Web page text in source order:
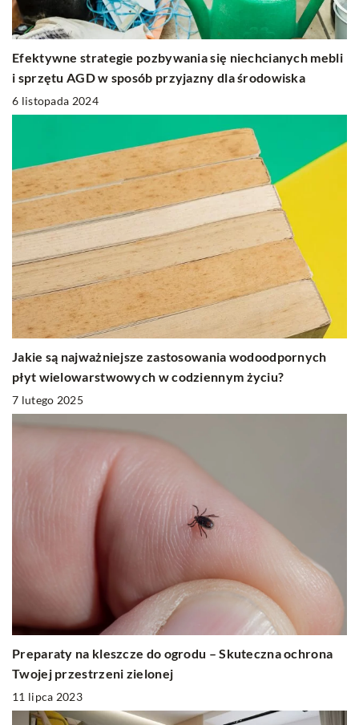
Efektywne strategie pozbywania się niechcianych mebli
i sprzętu AGD w sposób przyjazny dla środowiska
6 listopada 2024
Jakie są najważniejsze zastosowania wodoodpornych
płyt wielowarstwowych w codziennym życiu?
7 lutego 2025
Preparaty na kleszcze do ogrodu – Skuteczna ochrona
Twojej przestrzeni zielonej
11 lipca 2023